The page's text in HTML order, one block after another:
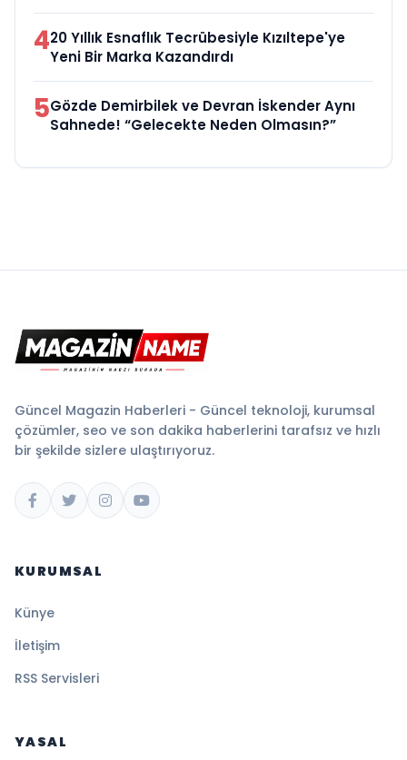
420 Yıllık Esnaflık Tecrübesiyle Kızıltepe'ye
Yeni Bir Marka Kazandırdı
5Gözde Demirbilek ve Devran İskender Aynı
Sahnede! “Gelecekte Neden Olmasın?”
Güncel Magazin Haberleri - Güncel teknoloji, kurumsal
çözümler, seo ve son dakika haberlerini tarafsız ve hızlı
bir şekilde sizlere ulaştırıyoruz.
KURUMSAL
Künye
İletişim
RSS Servisleri
YASAL